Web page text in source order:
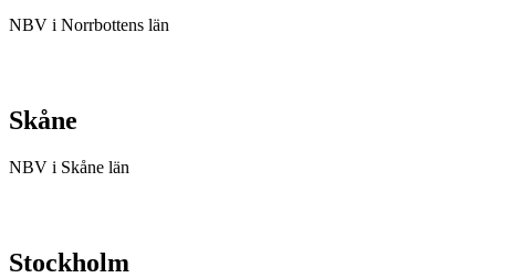
NBV i Norrbottens län
Skåne
NBV i Skåne län
Stockholm